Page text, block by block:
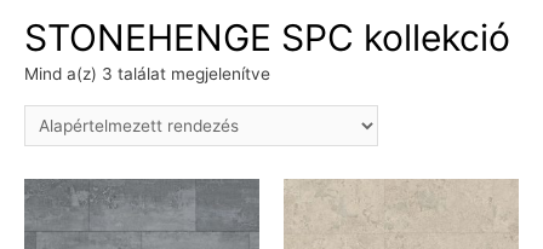
STONEHENGE SPC kollekció
Mind a(z) 3 találat megjelenítve